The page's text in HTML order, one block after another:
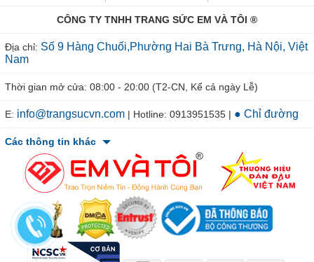
CÔNG TY TNHH TRANG SỨC EM VÀ TÔI ®
Địa chỉ: Số 9 Hàng Chuối,Phường Hai Bà Trưng, Hà Nội, Việt
Nam
Thời gian mở cửa: 08:00 - 20:00 (T2-CN, Kể cả ngày Lễ)
E: info@trangsucvn.com | Hotline: 0913951535 | ● Chỉ đường
Các thông tin khác